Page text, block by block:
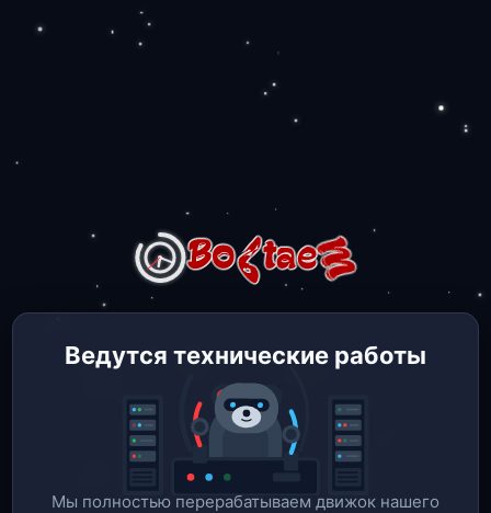
Ведутся технические работы
Мы полностью перерабатываем движок нашего